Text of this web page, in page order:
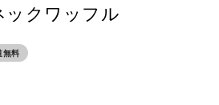
ックワッフル
無料